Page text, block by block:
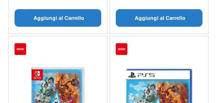
Aggiungi al Carrello Aggiungi al Carrello